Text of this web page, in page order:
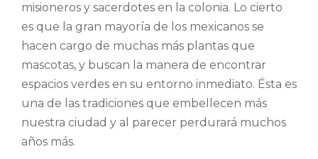
misioneros y sacerdotes en la colonia. Lo cierto
es que la gran mayoría de los mexicanos se
hacen cargo de muchas más plantas que
mascotas, y buscan la manera de encontrar
espacios verdes en su entorno inmediato. Ésta es
una de las tradiciones que embellecen más
nuestra ciudad y al parecer perdurará muchos
años más.